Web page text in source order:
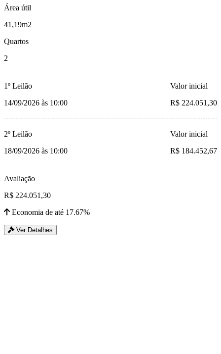
Área útil
41,19m2
Quartos
2
1º Leilão
14/09/2026 às 10:00
Valor inicial
R$ 224.051,30
2º Leilão
18/09/2026 às 10:00
Valor inicial
R$ 184.452,67
Avaliação
R$ 224.051,30
Economia de até 17.67%
Ver Detalhes